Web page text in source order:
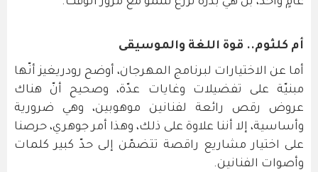
أم كلثوم.. قوة اللغة والموسيقى
أما عن الاختيارات لبرنامج المهرجان، أوضح رودريغيز أنّها
مبنيّة على تفضيلات وغايات عدّة، وصحيح أنّ هناك
عروض رقص رائعة لفنانين موهوبين، وهي ضرورية
وأساسية، إلا أننا علاوة على ذلك، وهذا أمر جوهري، حرصنا
على اختيار مشاريع راقصة تتضمّن إلى حدّ كبير كلمات
وأصوات الفنانين.